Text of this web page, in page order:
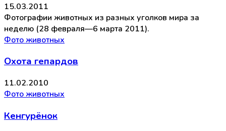
15.03.2011
Фотографии животных из разных уголков мира за
неделю (28 февраля—6 марта 2011).
Фото животных
Охота гепардов
11.02.2010
Фото животных
Кенгурёнок